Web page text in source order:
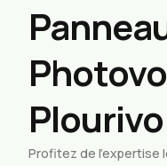
Plourivo
Profitez de l’expertise